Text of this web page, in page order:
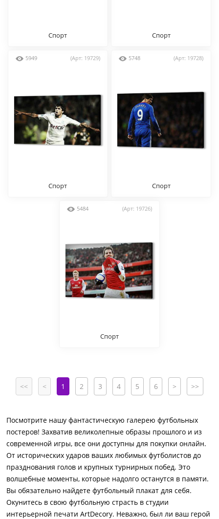
Спорт Спорт
5949 (Арт: 19729)
Спорт
5748 (Арт: 19728)
Спорт
5484 (Арт: 19726)
Спорт
<< < 1 2 3 4 5 6 > >>
Посмотрите нашу фантастическую галерею футбольных
постеров! Захватив великолепные образы прошлого и из
современной игры, все они доступны для покупки онлайн.
От исторических ударов ваших любимых футболистов до
празднования голов и крупных турнирных побед. Это
волшебные моменты, которые надолго останутся в памяти.
Вы обязательно найдете футбольный плакат для себя.
Окунитесь в свою футбольную страсть в студии
интерьерной печати ArtDecory. Неважно, был ли ваш герой